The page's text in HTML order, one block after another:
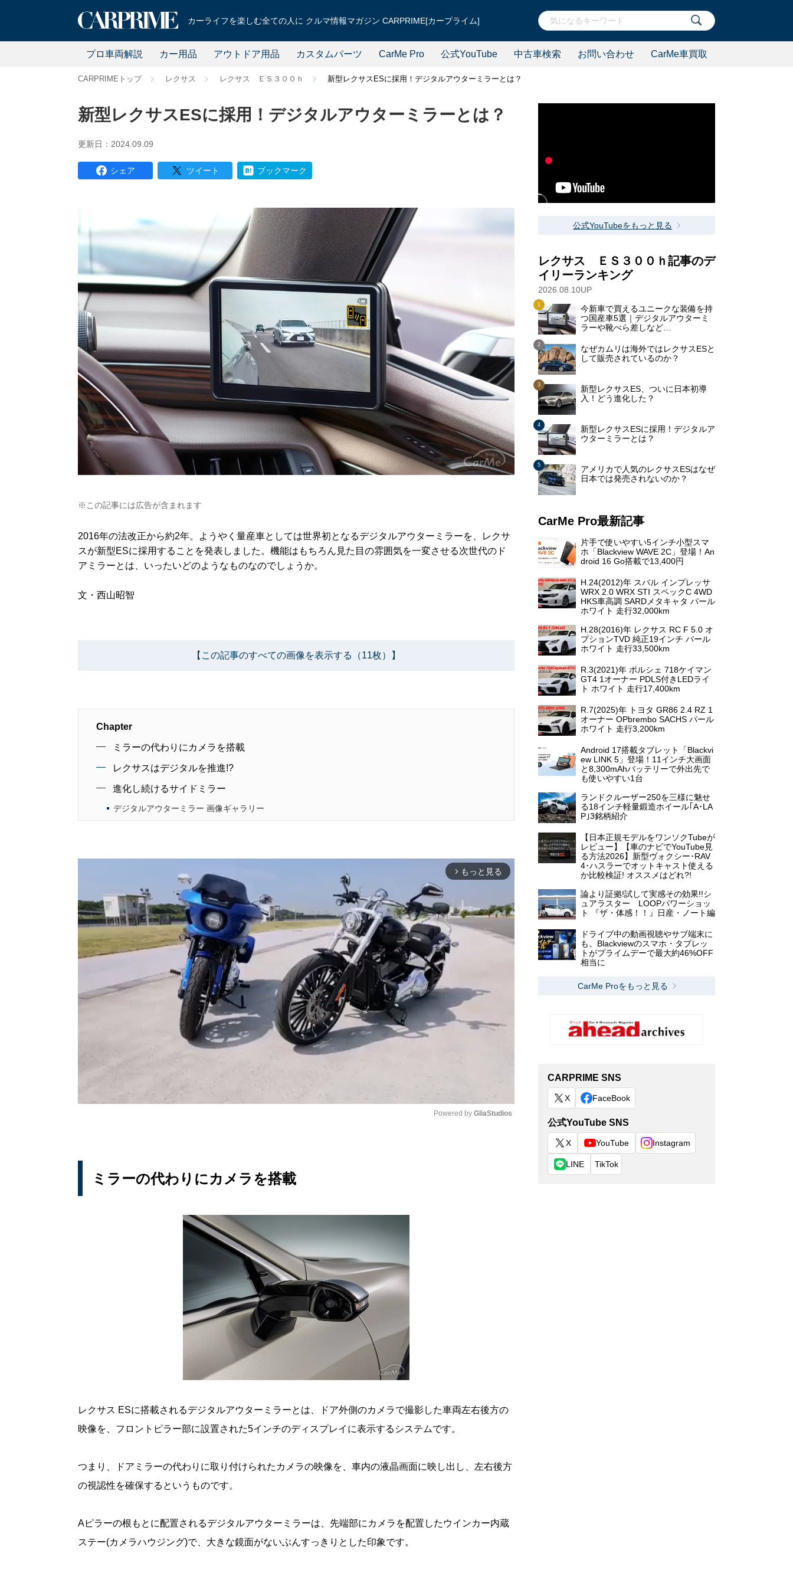
カーライフを楽しむ全ての人に クルマ情報マガジン CARPRIME[カープライム]
プロ車両解説 カー用品 アウトドア用品 カスタムパーツ CarMe Pro 公式YouTube 中古車検索 お問い合わせ CarMe車買取
CARPRIMEトップ レクサス レクサス ＥＳ３００ｈ 新型レクサスESに採用！デジタルアウターミラーとは？
新型レクサスESに採用！デジタルアウターミラーとは？
更新日：2024.09.09
シェア ツイート ブックマーク
※この記事には広告が含まれます
2016年の法改正から約2年。ようやく量産車としては世界初となるデジタルアウターミラーを、レクサ
スが新型ESに採用することを発表しました。機能はもちろん見た目の雰囲気を一変させる次世代のド
アミラーとは、いったいどのようなものなのでしょうか。
文・西山昭智
【この記事のすべての画像を表示する（11枚）】
Chapter
ミラーの代わりにカメラを搭載
レクサスはデジタルを推進!?
進化し続けるサイドミラー
デジタルアウターミラー 画像ギャラリー
arrow_forward_ios もっと見る
Powered by GliaStudios
ミラーの代わりにカメラを搭載
レクサス ESに搭載されるデジタルアウターミラーとは、ドア外側のカメラで撮影した車両左右後方の
映像を、フロントピラー部に設置された5インチのディスプレイに表示するシステムです。
つまり、ドアミラーの代わりに取り付けられたカメラの映像を、車内の液晶画面に映し出し、左右後方
の視認性を確保するというものです。
Aピラーの根もとに配置されるデジタルアウターミラーは、先端部にカメラを配置したウインカー内蔵
ステー(カメラハウジング)で、大きな鏡面がないぶんすっきりとした印象です。
公式YouTubeをもっと見る
レクサス ＥＳ３００ｈ記事のデ
イリーランキング
2026.08.10UP
今新車で買えるユニークな装備を持
つ国産車5選｜デジタルアウターミ
ラーや靴べら差しなど…
なぜカムリは海外ではレクサスESと
して販売されているのか？
新型レクサスES、ついに日本初導
入！どう進化した？
新型レクサスESに採用！デジタルア
ウターミラーとは？
アメリカで人気のレクサスESはなぜ
日本では発売されないのか？
CarMe Pro最新記事
片手で使いやすい5インチ小型スマ
ホ「Blackview WAVE 2C」登場！An
droid 16 Go搭載で13,400円
H.24(2012)年 スバル インプレッサ
WRX 2.0 WRX STI スペックC 4WD
HKS車高調 SARDメタキャタ パール
ホワイト 走行32,000km
H.28(2016)年 レクサス RC F 5.0 オ
プションTVD 純正19インチ パール
ホワイト 走行33,500km
R.3(2021)年 ポルシェ 718ケイマン
GT4 1オーナー PDLS付きLEDライ
ト ホワイト 走行17,400km
R.7(2025)年 トヨタ GR86 2.4 RZ 1
オーナー OPbrembo SACHS パール
ホワイト 走行3,200km
Android 17搭載タブレット「Blackvi
ew LINK 5」登場！11インチ大画面
と8,300mAhバッテリーで外出先で
も使いやすい1台
ランドクルーザー250を三様に魅せ
る18インチ軽量鍛造ホイール｢A･LA
P｣3銘柄紹介
【日本正規モデルをワンソクTubeが
レビュー】【車のナビでYouTube見
る方法2026】新型ヴォクシー･RAV
4･ハスラーでオットキャスト使える
か比較検証! オススメはどれ?!
論より証拠!試して実感その効果!!シ
ュアラスター LOOPパワーショッ
ト 『ザ・体感！！』日産・ノート編
ドライブ中の動画視聴やサブ端末に
も。Blackviewのスマホ・タブレッ
トがプライムデーで最大約46%OFF
相当に
CarMe Proをもっと見る
CARPRIME SNS
X FaceBook
公式YouTube SNS
X YouTube Instagram
LINE TikTok